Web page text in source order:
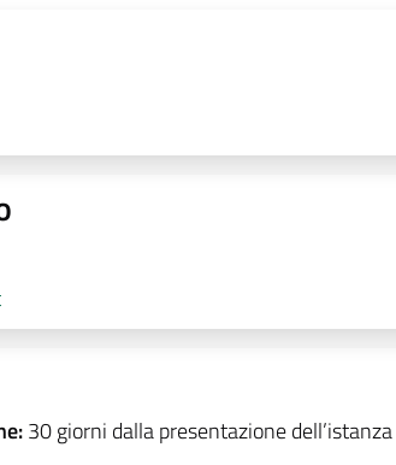
30 giorni dalla presentazione dell’istanza